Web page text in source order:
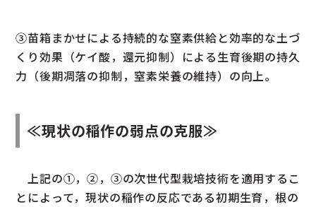
③苗箱まかせによる持続的な窒素供給と効率的な土づ
くり効果（ケイ酸，還元抑制）による生育後期の持久
力（後期凋落の抑制，窒素栄養の維持）の向上。
≪現状の稲作の弱点の克服≫
上記の①，②，③の次世代型栽培技術を適用するこ
とによって，現状の稲作の反応である初期生育，根の